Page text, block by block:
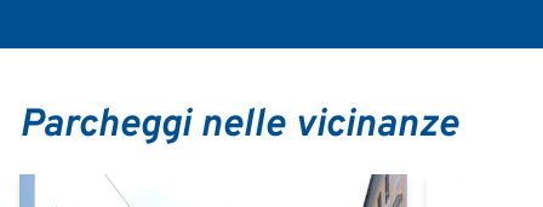
Parcheggi nelle vicinanze